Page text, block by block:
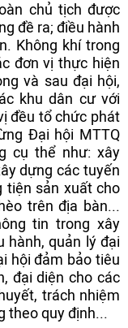
chủ tịch được
đề ra; điều hành
Không khí trong
đơn vị thực hiện
và sau đại hội,
khu dân cư với
đều tổ chức phát
Đại hội MTTQ
cụ thể như: xây
dựng các tuyến
tiện sản xuất cho
trên địa bàn...
tin trong xây
hành, quản lý đại
hội đảm bảo tiêu
đại diện cho các
trách nhiệm
theo quy định...